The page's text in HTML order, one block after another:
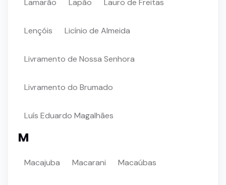
Lamarão Lapão Lauro de Freitas
Lençóis Licínio de Almeida
Livramento de Nossa Senhora
Livramento do Brumado
Luís Eduardo Magalhães
M
Macajuba Macarani Macaúbas